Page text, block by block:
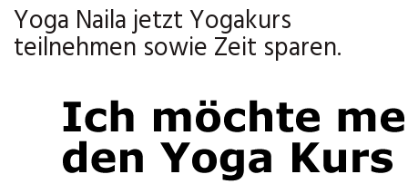
Yoga Naila jetzt Yogakurs
teilnehmen sowie Zeit sparen.